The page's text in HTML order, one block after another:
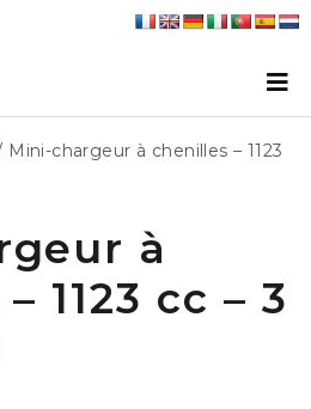
Mini-chargeur à chenilles – 1123
à
1123 cc – 3